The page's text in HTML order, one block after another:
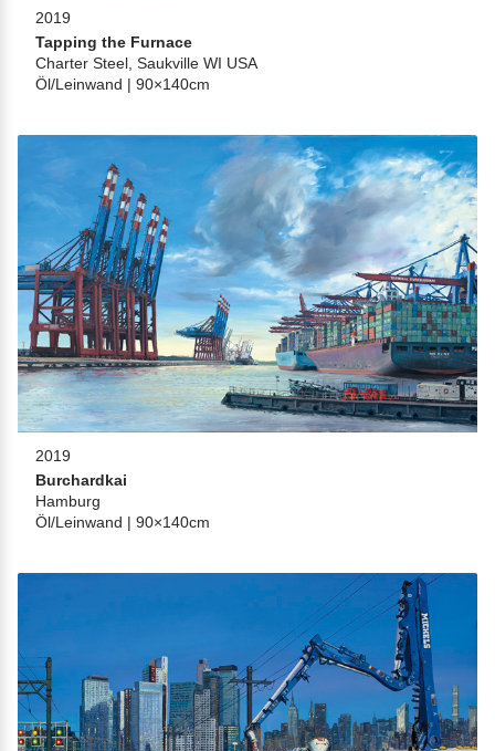
2019
Tapping the Furnace
Charter Steel, Saukville WI USA
Öl/Leinwand | 90×140cm
2019
Burchardkai
Hamburg
Öl/Leinwand | 90×140cm